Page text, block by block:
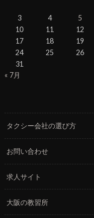
3
4 5
10
11 12
17
18 19
24
25 26
31
« 7月
タクシー会社の選び方
お問い合わせ
求人サイト
大阪の教習所